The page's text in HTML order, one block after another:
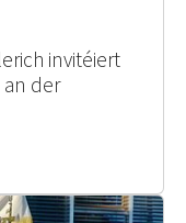
invitéiert
der